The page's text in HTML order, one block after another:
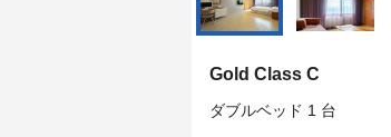
get
the
shortcuts
for
changing
Gold Class C
ダブルベッド 1 台